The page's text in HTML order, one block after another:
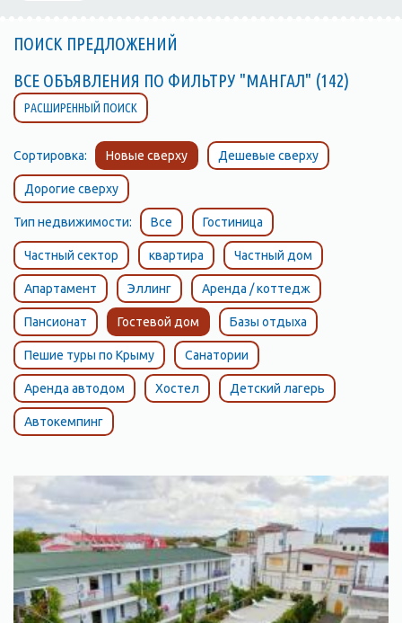
ПОИСК ПРЕДЛОЖЕНИЙ
ВСЕ ОБЪЯВЛЕНИЯ ПО ФИЛЬТРУ "МАНГАЛ" (142)
РАСШИРЕННЫЙ ПОИСК
Сортировка: Новые сверху Дешевые сверху
Дорогие сверху
Тип недвижимости: Все Гостиница
Частный сектор квартира Частный дом
Апартамент Эллинг Аренда / коттедж
Пансионат Гостевой дом Базы отдыха
Пешие туры по Крыму Санатории
Аренда автодом Хостел Детский лагерь
Автокемпинг